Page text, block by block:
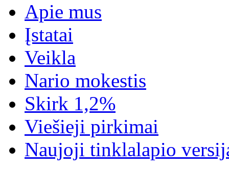
Apie mus
Įstatai
Veikla
Nario mokestis
Skirk 1,2%
Viešieji pirkimai
Naujoji tinklalapio